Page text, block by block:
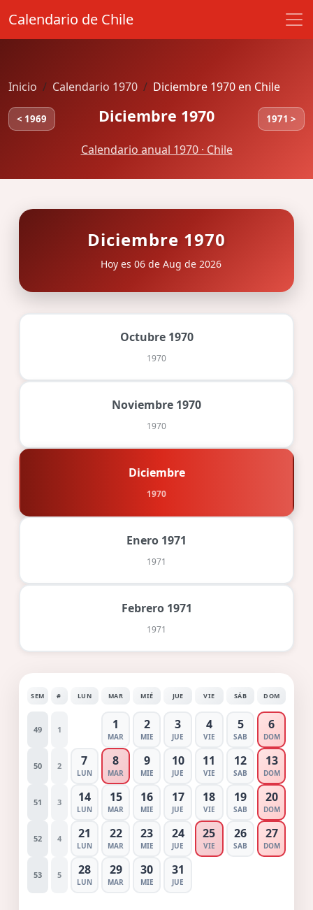
Calendario de Chile
Inicio Calendario 1970 Diciembre 1970 en Chile
< 1969 Diciembre 1970 1971 >
Calendario anual 1970 · Chile
Diciembre 1970
Hoy es 06 de Aug de 2026
Octubre 1970
1970
Noviembre 1970
1970
Diciembre
1970
Enero 1971
1971
Febrero 1971
1971
SEM # LUN MAR MIÉ JUE VIE SÁB DOM
49 1 1
MAR
2
MIE
3
JUE
4
VIE
5
SAB
6
DOM
50 2 7
LUN
8
MAR
9
MIE
10
JUE
11
VIE
12
SAB
13
DOM
51 3 14
LUN
15
MAR
16
MIE
17
JUE
18
VIE
19
SAB
20
DOM
52 4 21
LUN
22
MAR
23
MIE
24
JUE
25
VIE
26
SAB
27
DOM
53 5 28
LUN
29
MAR
30
MIE
31
JUE